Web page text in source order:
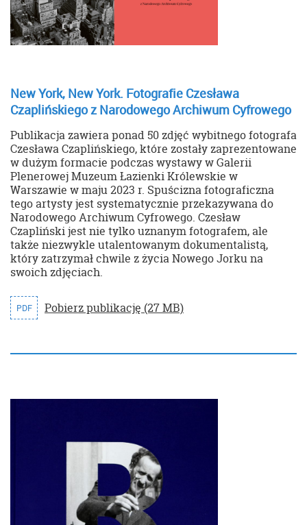
New York, New York. Fotografie Czesława
Czaplińskiego z Narodowego Archiwum Cyfrowego
Publikacja zawiera ponad 50 zdjęć wybitnego fotografa
Czesława Czaplińskiego, które zostały zaprezentowane
w dużym formacie podczas wystawy w Galerii
Plenerowej Muzeum Łazienki Królewskie w
Warszawie w maju 2023 r. Spuścizna fotograficzna
tego artysty jest systematycznie przekazywana do
Narodowego Archiwum Cyfrowego. Czesław
Czapliński jest nie tylko uznanym fotografem, ale
także niezwykle utalentowanym dokumentalistą,
który zatrzymał chwile z życia Nowego Jorku na
swoich zdjęciach.
PDF Pobierz publikację (27 MB)